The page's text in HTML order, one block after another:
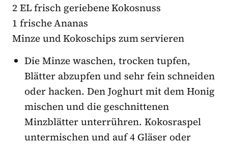
2 EL frisch geriebene Kokosnuss
1 frische Ananas
Minze und Kokoschips zum servieren
Die Minze waschen, trocken tupfen,
Blätter abzupfen und sehr fein schneiden
oder hacken. Den Joghurt mit dem Honig
mischen und die geschnittenen
Minzblätter unterrühren. Kokosraspel
untermischen und auf 4 Gläser oder